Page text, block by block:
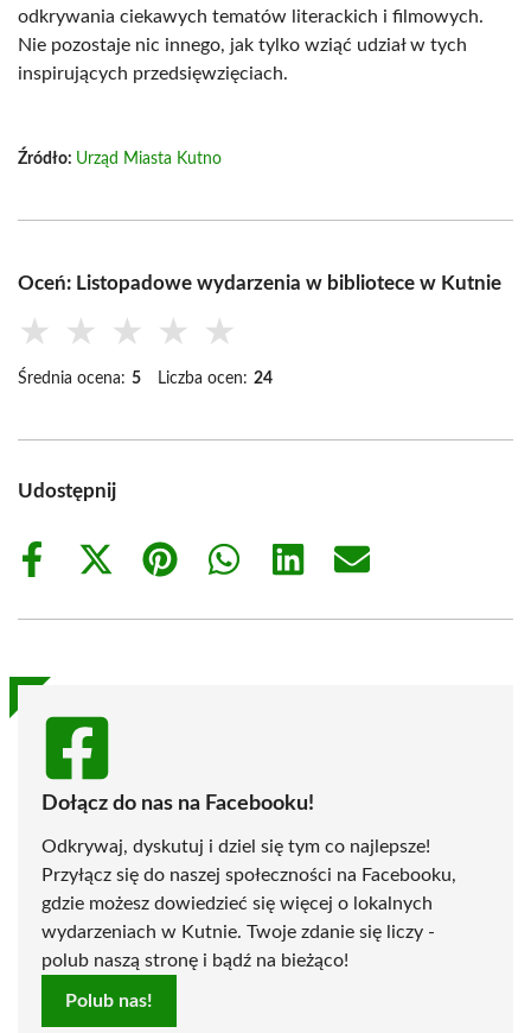
odkrywania ciekawych tematów literackich i filmowych.
Nie pozostaje nic innego, jak tylko wziąć udział w tych
inspirujących przedsięwzięciach.
Źródło: Urząd Miasta Kutno
Oceń: Listopadowe wydarzenia w bibliotece w Kutnie
★ ★ ★ ★ ★
Średnia ocena: 5 Liczba ocen: 24
Udostępnij
Share
Share
(Twitter)
Share
Share
Share
Share
Dołącz do nas na Facebooku!
Odkrywaj, dyskutuj i dziel się tym co najlepsze!
Przyłącz się do naszej społeczności na Facebooku,
gdzie możesz dowiedzieć się więcej o lokalnych
wydarzeniach w Kutnie. Twoje zdanie się liczy -
polub naszą stronę i bądź na bieżąco!
Polub nas!